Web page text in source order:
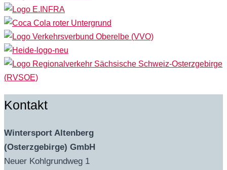
Kontakt
Wintersport Altenberg
(Osterzgebirge) GmbH
Neuer Kohlgrundweg 1